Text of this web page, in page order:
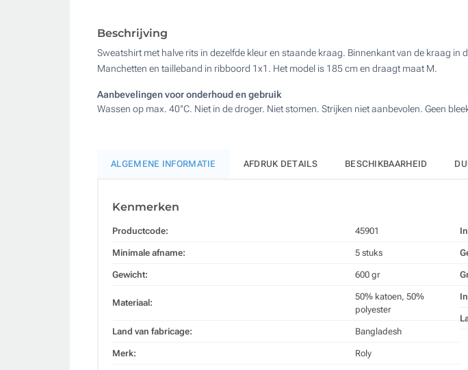
Full colour (Aan
Beschrijving
Sweatshirt met halve rits in dezelfde kleur en staande kraag. Binnenkant van de kraag
Manchetten en tailleband in ribboord 1x1. Het model is 185 cm en draagt maat M.
Aanbevelingen voor onderhoud en gebruik
Wassen op max. 40°C. Niet in de droger. Niet stomen. Strijken niet aanbevolen. Geen
ALGEMENE INFORMATIE AFDRUK DETAILS BESCHIKBAARHEID
Kenmerken
Productcode: 45901
Minimale afname: 5 stuks
Gewicht: 600 gr
Materiaal:
50% katoen, 50%
polyester
Land van fabricage: Bangladesh
Merk: Roly